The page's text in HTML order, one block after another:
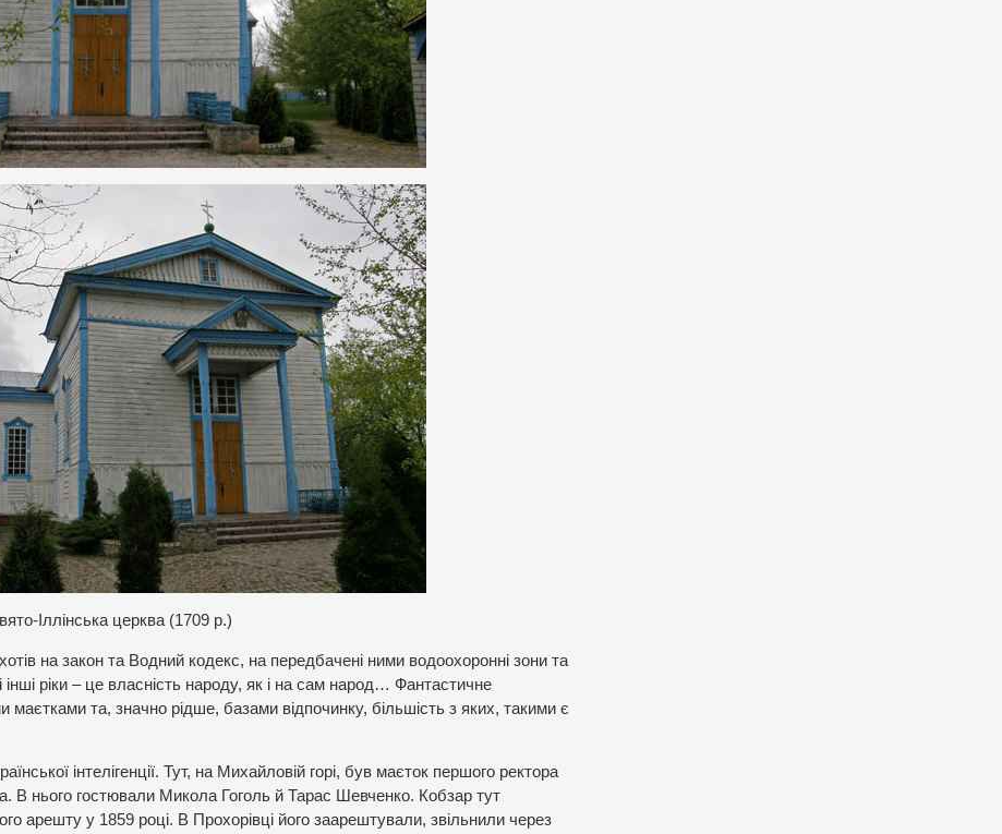
вято-Іллінська церква (1709 р.)
на закон та Водний кодекс, на передбачені ними водоохоронні зони та
ріки – це власність народу, як і на сам народ… Фантастичне
та, значно рідше, базами відпочинку, більшість з яких, такими є
інтелігенції. Тут, на Михайловій горі, був маєток першого ректора
В нього гостювали Микола Гоголь й Тарас Шевченко. Кобзар тут
арешту у 1859 році. В Прохорівці його заарештували, звільнили через